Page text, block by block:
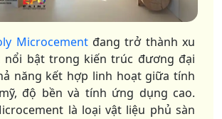
Microcementđang trở thành xu
nổi bật trong kiến trúc đương đại
năng kết hợp linh hoạt giữa tính
độ bền và tính ứng dụng cao.
là loại vật liệu phủ sàn